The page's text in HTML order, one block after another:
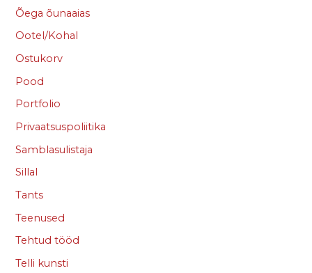
Õega õunaaias
Ootel/Kohal
Ostukorv
Pood
Portfolio
Privaatsuspoliitika
Samblasulistaja
Sillal
Tants
Teenused
Tehtud tööd
Telli kunsti